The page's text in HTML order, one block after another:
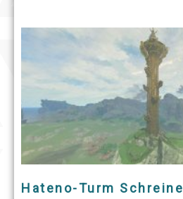
Hateno-Turm Schreine